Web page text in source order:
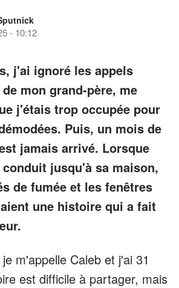
- 10:12
j'ai ignoré les appels
mon grand-père, me
j'étais trop occupée pour
Puis, un mois de
jamais arrivé. Lorsque
jusqu'à sa maison,
de fumée et les fenêtres
une histoire qui a fait
m'appelle Caleb et j'ai 31
est difficile à partager, mais